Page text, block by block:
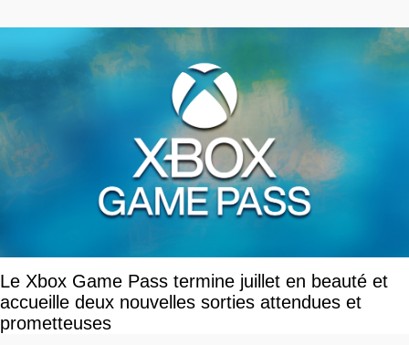
Le Xbox Game Pass termine juillet en beauté et
accueille deux nouvelles sorties attendues et
prometteuses